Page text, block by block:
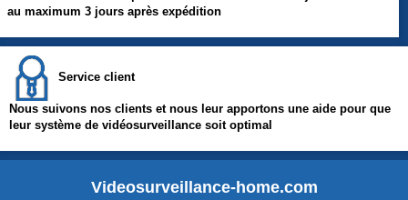
au maximum 3 jours après expédition
Service client
Nous suivons nos clients et nous leur apportons une aide pour que
leur système de vidéosurveillance soit optimal
Videosurveillance-home.com